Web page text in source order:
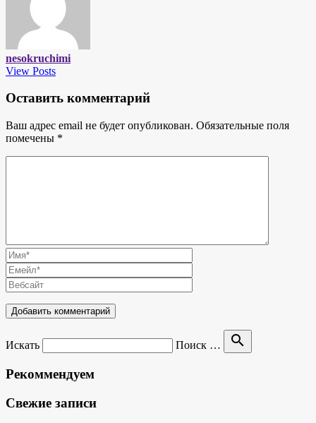
nesokruchimi
View Posts
Оставить комментарий
Ваш адрес email не будет опубликован. Обязательные поля
помечены *
Искать Поиск … search
Рекоммендуем
Свежие записи